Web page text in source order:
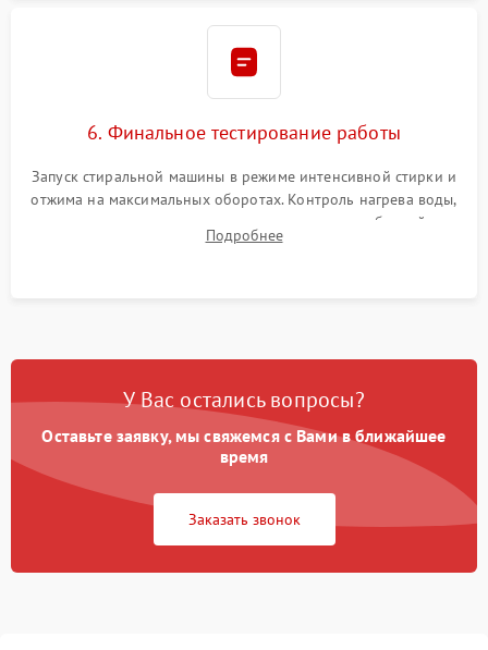
6. Финальное тестирование работы
Запуск стиральной машины в режиме интенсивной стирки и
отжима на максимальных оборотах. Контроль нагрева воды,
корректности слива, отсутствия излишних вибраций,
посторонних стуков и протечек под корпусом.
Подробнее
У Вас остались вопросы?
Оставьте заявку, мы свяжемся с Вами в ближайшее
время
Заказать звонок